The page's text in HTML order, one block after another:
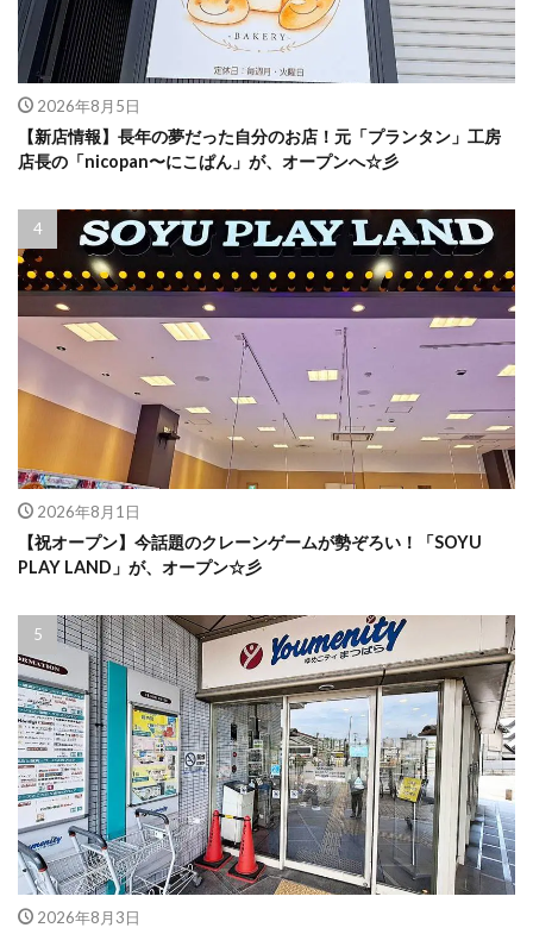
2026年8月5日
【新店情報】長年の夢だった自分のお店！元「プランタン」工房
店長の「nicopan〜にこぱん」が、オープンへ☆彡
2026年8月1日
【祝オープン】今話題のクレーンゲームが勢ぞろい！「SOYU
PLAY LAND」が、オープン☆彡
2026年8月3日